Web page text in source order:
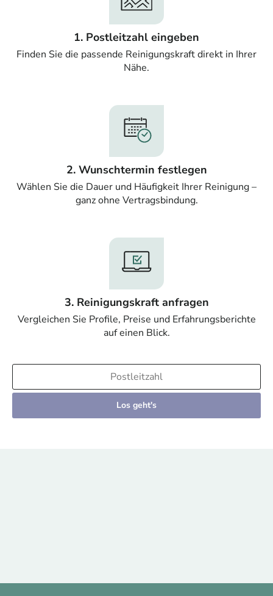
1. Postleitzahl eingeben
Finden Sie die passende Reinigungskraft direkt in Ihrer
Nähe.
2. Wunschtermin festlegen
Wählen Sie die Dauer und Häufigkeit Ihrer Reinigung –
ganz ohne Vertragsbindung.
3. Reinigungskraft anfragen
Vergleichen Sie Profile, Preise und Erfahrungsberichte
auf einen Blick.
Los geht's